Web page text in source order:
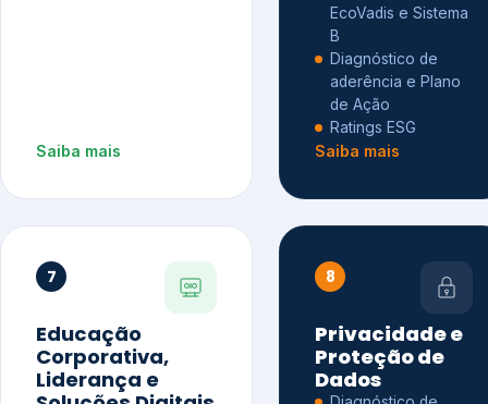
Saiba mais
EcoVadis e Sistema
B
Diagnóstico de
aderência e Plano
de Ação
Ratings ESG
Saiba mais
7
Educação
Corporativa,
Liderança e
8
Privacidade e
Proteção de
Dados